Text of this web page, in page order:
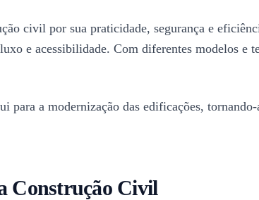
civil por sua praticidade, segurança e
e acessibilidade. Com diferentes modelos e
para a modernização das edificações,
Construção Civil